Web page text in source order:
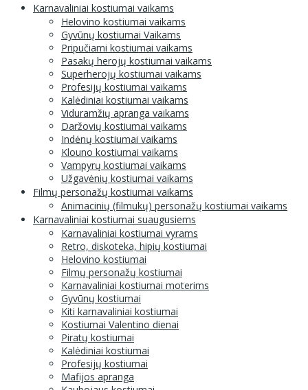
Karnavaliniai kostiumai vaikams
Helovino kostiumai vaikams
Gyvūnų kostiumai Vaikams
Pripučiami kostiumai vaikams
Pasakų herojų kostiumai vaikams
Superherojų kostiumai vaikams
Profesijų kostiumai vaikams
Kalėdiniai kostiumai vaikams
Viduramžių apranga vaikams
Daržovių kostiumai vaikams
Indėnų kostiumai vaikams
Klouno kostiumai vaikams
Vampyrų kostiumai vaikams
Užgavėnių kostiumai vaikams
Filmų personažų kostiumai vaikams
Animacinių (filmukų) personažų kostiumai vaikams
Karnavaliniai kostiumai suaugusiems
Karnavaliniai kostiumai vyrams
Retro, diskoteka, hipių kostiumai
Helovino kostiumai
Filmų personažų kostiumai
Karnavaliniai kostiumai moterims
Gyvūnų kostiumai
Kiti karnavaliniai kostiumai
Kostiumai Valentino dienai
Piratų kostiumai
Kalėdiniai kostiumai
Profesijų kostiumai
Mafijos apranga